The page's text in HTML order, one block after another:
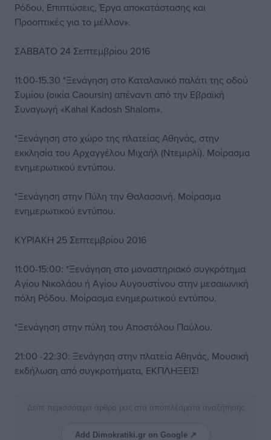
Ρόδου, Επιπτώσεις, Έργα αποκατάστασης και
Προοπτικές για το μέλλον».
ΣΑΒΒΑΤΟ 24 Σεπτεμβρίου 2016
11:00-15.30 *Ξενάγηση στο Καταλανικό παλάτι της οδού
Συμίου (οικία Caoursin) απέναντι από την Εβραϊκή
Συναγωγή «Kahal Kadosh Shalom».
*Ξενάγηση στο χώρο της πλατείας Αθηνάς, στην
εκκλησία του Αρχαγγέλου Μιχαήλ (Ντεμιρλί). Μοίρασμα
ενημερωτικού εντύπου.
*Ξενάγηση στην Πύλη την Θαλασσινή. Μοίρασμα
ενημερωτικού εντύπου.
ΚΥΡΙΑΚΗ 25 Σεπτεμβρίου 2016
11:00-15:00: *Ξενάγηση στο μοναστηριακό συγκρότημα
Αγίου Νικολάου ή Αγίου Αυγουστίνου στην μεσαιωνική
πόλη Ρόδου. Μοίρασμα ενημερωτικού εντύπου.
*Ξενάγηση στην πύλη του Αποστόλου Παύλου.
21:00 -22:30: Ξενάγηση στην πλατεία Αθηνάς, Μουσική
εκδήλωση από συγκροτήματα, ΕΚΠΛΗΞΕΙΣ!
Δείτε περισσότερα άρθρα μας στα αποτελέσματα αναζήτησης
Add Dimokratiki.gr on Google ↗